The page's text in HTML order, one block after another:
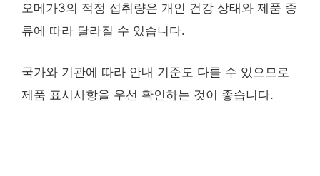
오메가3의 적정 섭취량은 개인 건강 상태와 제품 종
류에 따라 달라질 수 있습니다.
국가와 기관에 따라 안내 기준도 다를 수 있으므로
제품 표시사항을 우선 확인하는 것이 좋습니다.